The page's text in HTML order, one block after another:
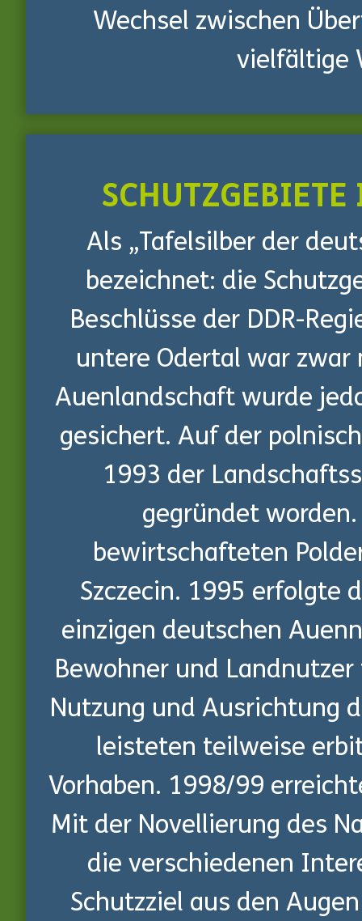
Wechsel zwischen
vielfältige
Als „Tafelsilber der
bezeichnet: die
Beschlüsse der DDR-
untere Odertal war zwar
Auenlandschaft wurde
gesichert. Auf der
1993 der
gegründet
bewirtschafteten
Szczecin. 1995 erfolgte
einzigen deutschen
Bewohner und
Nutzung und Ausrichtung
leisteten teilweise
Vorhaben. 1998/99
Mit der Novellierung des
die verschiedenen
Schutzziel aus den